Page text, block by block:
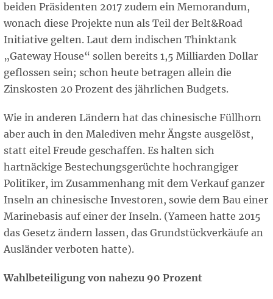
beiden Präsidenten 2017 zudem ein Memorandum,
wonach diese Projekte nun als Teil der Belt&Road
Initiative gelten. Laut dem indischen Thinktank
„Gateway House“ sollen bereits 1,5 Milliarden Dollar
geflossen sein; schon heute betragen allein die
Zinskosten 20 Prozent des jährlichen Budgets.
Wie in anderen Ländern hat das chinesische Füllhorn
aber auch in den Malediven mehr Ängste ausgelöst,
statt eitel Freude geschaffen. Es halten sich
hartnäckige Bestechungsgerüchte hochrangiger
Politiker, im Zusammenhang mit dem Verkauf ganzer
Inseln an chinesische Investoren, sowie dem Bau einer
Marinebasis auf einer der Inseln. (Yameen hatte 2015
das Gesetz ändern lassen, das Grundstückverkäufe an
Ausländer verboten hatte).
Wahlbeteiligung von nahezu 90 Prozent